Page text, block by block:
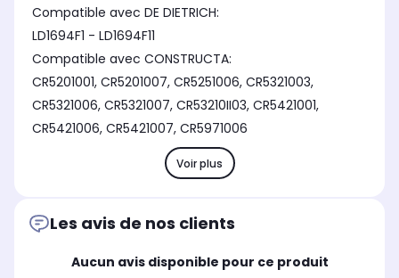
Compatible avec DE DIETRICH:
LD1694F1 - LD1694F11
Compatible avec CONSTRUCTA:
CR5201001, CR5201007, CR5251006, CR5321003,
CR5321006, CR5321007, CR53210II03, CR5421001,
CR5421006, CR5421007, CR5971006
Voir plus
Les avis de nos clients
Aucun avis disponible pour ce produit